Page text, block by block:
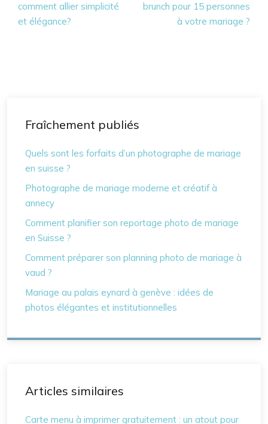
comment allier simplicité
et élégance?
brunch pour 15 personnes
à votre mariage ?
Fraîchement publiés
Quels sont les forfaits d’un photographe de mariage
en suisse ?
Photographe de mariage moderne et créatif à
annecy
Comment planifier son reportage photo de mariage
en Suisse ?
Comment préparer son planning photo de mariage à
vaud ?
Mariage au palais eynard à genève : idées de
photos élégantes et institutionnelles
Articles similaires
Carte menu à imprimer gratuitement : un atout pour